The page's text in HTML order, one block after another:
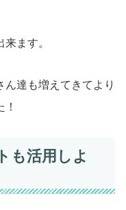
ます。
達も増えてきてより
も活用しよ